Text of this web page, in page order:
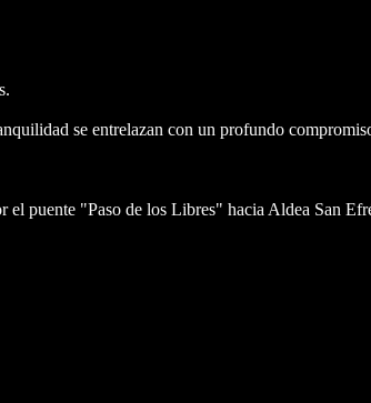
se entrelazan con un profundo
puente "Paso de los Libres" hacia Aldea San